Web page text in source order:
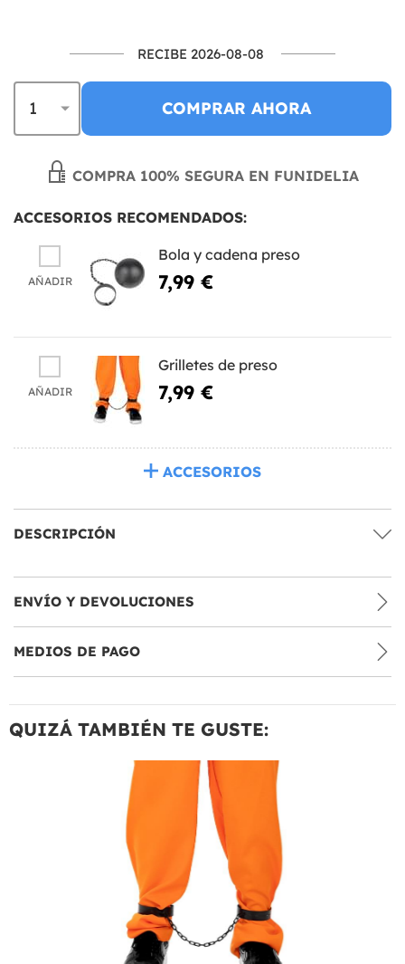
RECIBE 2026-08-08
COMPRAR AHORA
COMPRA 100% SEGURA EN FUNIDELIA
ACCESORIOS RECOMENDADOS:
AÑADIR
Bola y cadena preso
7,99 €
AÑADIR
Grilletes de preso
7,99 €
ACCESORIOS
DESCRIPCIÓN
ENVÍO Y DEVOLUCIONES
MEDIOS DE PAGO
QUIZÁ TAMBIÉN TE GUSTE: